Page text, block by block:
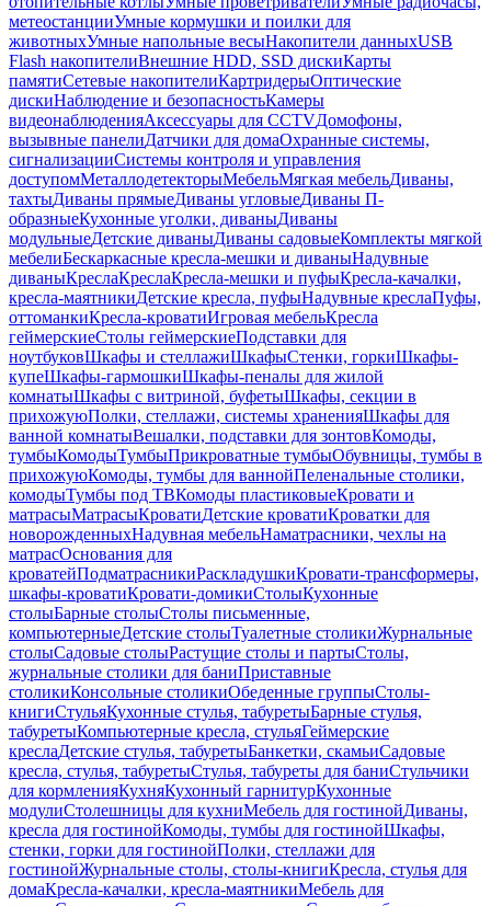
метеостанцииУмные кормушки и поилки для
животныхУмные напольные весыНакопители данныхUSB
Flash накопителиВнешние HDD, SSD дискиКарты
памятиСетевые накопителиКартридерыОптические
дискиНаблюдение и безопасностьКамеры
видеонаблюденияАксессуары для CCTVДомофоны,
вызывные панелиДатчики для домаОхранные системы,
сигнализацииСистемы контроля и управления
доступомМеталлодетекторыМебельМягкая мебельДиваны,
тахтыДиваны прямыеДиваны угловыеДиваны П-
образныеКухонные уголки, диваныДиваны
модульныеДетские диваныДиваны садовыеКомплекты мягкой
мебелиБескаркасные кресла-мешки и диваныНадувные
диваныКреслаКреслаКресла-мешки и пуфыКресла-качалки,
кресла-маятникиДетские кресла, пуфыНадувные креслаПуфы,
оттоманкиКресла-кроватиИгровая мебельКресла
геймерскиеСтолы геймерскиеПодставки для
ноутбуковШкафы и стеллажиШкафыСтенки, горкиШкафы-
купеШкафы-гармошкиШкафы-пеналы для жилой
комнатыШкафы с витриной, буфетыШкафы, секции в
прихожуюПолки, стеллажи, системы храненияШкафы для
ванной комнатыВешалки, подставки для зонтовКомоды,
тумбыКомодыТумбыПрикроватные тумбыОбувницы, тумбы в
прихожуюКомоды, тумбы для ваннойПеленальные столики,
комодыТумбы под ТВКомоды пластиковыеКровати и
матрасыМатрасыКроватиДетские кроватиКроватки для
новорожденныхНадувная мебельНаматрасники, чехлы на
матрасОснования для
кроватейПодматрасникиРаскладушкиКровати-трансформеры,
шкафы-кроватиКровати-домикиСтолыКухонные
столыБарные столыСтолы письменные,
компьютерныеДетские столыТуалетные столикиЖурнальные
столыСадовые столыРастущие столы и партыСтолы,
журнальные столики для баниПриставные
столикиКонсольные столикиОбеденные группыСтолы-
книгиСтульяКухонные стулья, табуретыБарные стулья,
табуретыКомпьютерные кресла, стульяГеймерские
креслаДетские стулья, табуретыБанкетки, скамьиСадовые
кресла, стулья, табуретыСтулья, табуреты для баниСтульчики
для кормленияКухняКухонный гарнитурКухонные
модулиСтолешницы для кухниМебель для гостинойДиваны,
кресла для гостинойКомоды, тумбы для гостинойШкафы,
стенки, горки для гостинойПолки, стеллажи для
гостинойЖурнальные столы, столы-книгиКресла, стулья для
домаКресла-качалки, кресла-маятникиМебель для